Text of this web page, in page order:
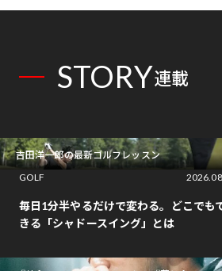
STORY連載
吉田洋一郎の最新ゴルフレッスン
GOLF
毎日1分半やるだけで変わる。どこでも
きる「シャドースイング」とは